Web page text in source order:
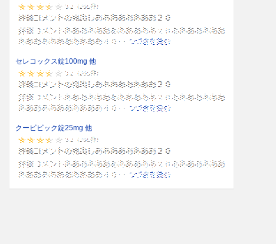
セレコックス錠100mg 他
クービビック錠25mg 他